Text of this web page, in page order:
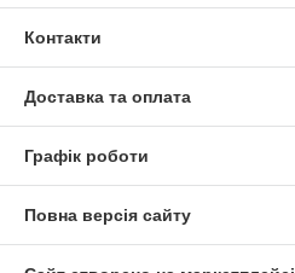
Контакти
Доставка та оплата
Графік роботи
Повна версія сайту